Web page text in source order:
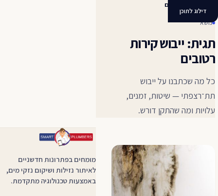
דילוג לתוכן
ייבוש קירות רטובים
נושא
תגית: ייבוש קירות
רטובים
כל מה שכתבנו על ייבוש
תת־רצפתי — שיטות, זמנים,
עלויות ומה שהתקן דורש.
מומחים בפתרונות חדשניים
לאיתור נזילות ושיקום נזקי מים,
באמצעות טכנולוגיה מתקדמת.